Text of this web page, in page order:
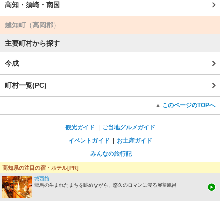
高知・須崎・南国
越知町（高岡郡）
主要町村から探す
今成
町村一覧(PC)
このページのTOPへ
観光ガイド
ご当地グルメガイド
イベントガイド
お土産ガイド
みんなの旅行記
表示： スマートフォン版 PC版
高知県の注目の宿・ホテル[PR]
城西館
龍馬の生まれたまちを眺めながら、悠久のロマンに浸る展望風呂